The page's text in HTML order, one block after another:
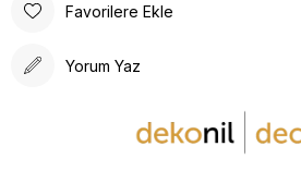
Favorilere Ekle
Yorum Yaz